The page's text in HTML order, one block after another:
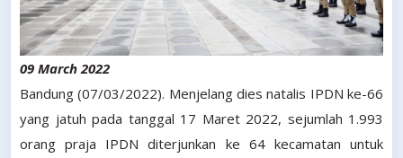
09 March 2022
Bandung (07/03/2022). Menjelang dies natalis IPDN ke-66
yang jatuh pada tanggal 17 Maret 2022, sejumlah 1.993
orang praja IPDN diterjunkan ke 64 kecamatan untuk